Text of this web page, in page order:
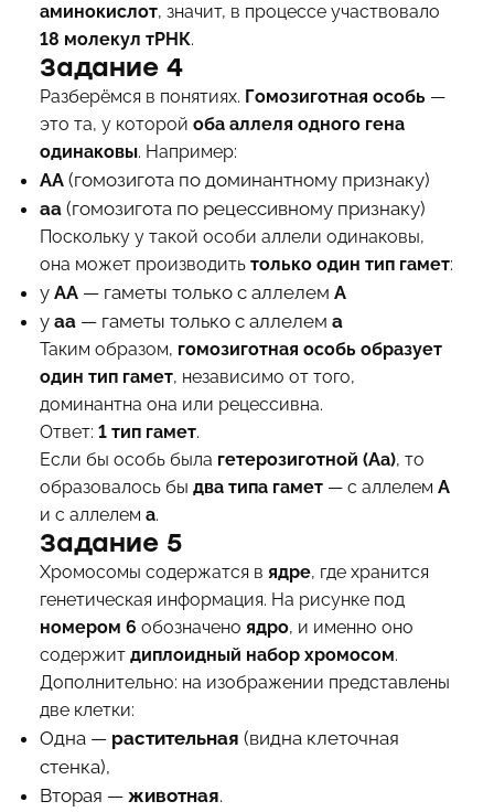
аминокислот, значит, в процессе участвовало
18 молекул тРНК.
Задание 4
Разберёмся в понятиях. Гомозиготная особь —
это та, у которой оба аллеля одного гена
одинаковы. Например:
AA(гомозигота по доминантному признаку)
aa(гомозигота по рецессивному признаку)
Поскольку у такой особи аллели одинаковы,
она может производить только один тип гамет:
у AA— гаметы только с аллелем A
у aa— гаметы только с аллелем a
Таким образом, гомозиготная особь образует
один тип гамет, независимо от того,
доминантна она или рецессивна.
Ответ: 1 тип гамет.
Если бы особь была гетерозиготной (Aa), то
образовалось бы два типа гамет— с аллелем A
и с аллелем a.
Задание 5
Хромосомы содержатся в ядре, где хранится
генетическая информация. На рисунке под
номером 6 обозначено ядро, и именно оно
содержит диплоидный набор хромосом.
Дополнительно: на изображении представлены
две клетки:
Одна — растительная (видна клеточная
стенка),
Вторая — животная.